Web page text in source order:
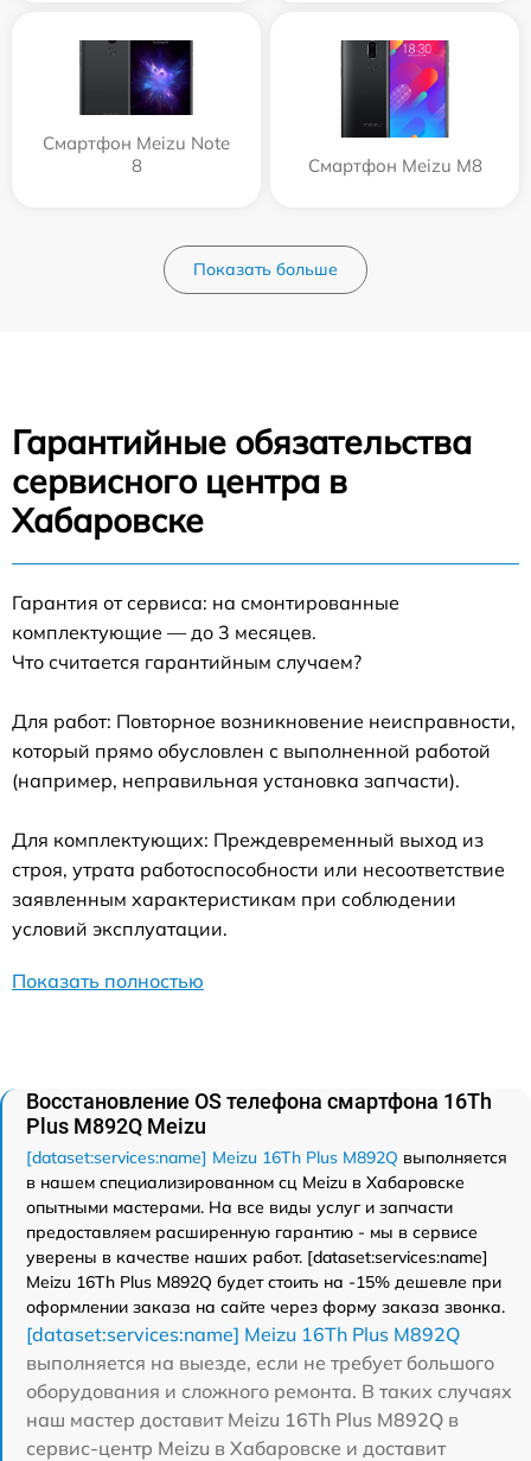
Смартфон Meizu Note
8
Смартфон Meizu M8
Показать больше
Гарантийные обязательства
сервисного центра в
Хабаровске
Гарантия от сервиса: на смонтированные
комплектующие — до 3 месяцев.
Что считается гарантийным случаем?
Для работ: Повторное возникновение неисправности,
который прямо обусловлен с выполненной работой
(например, неправильная установка запчасти).
Для комплектующих: Преждевременный выход из
строя, утрата работоспособности или несоответствие
заявленным характеристикам при соблюдении
условий эксплуатации.
Показать полностью
Восстановление OS телефона смартфона 16Th
Plus M892Q Meizu
[dataset:services:name] Meizu 16Th Plus M892Q выполняется
в нашем специализированном сц Meizu в Хабаровске
опытными мастерами. На все виды услуг и запчасти
предоставляем расширенную гарантию - мы в сервисе
уверены в качестве наших работ. [dataset:services:name]
Meizu 16Th Plus M892Q будет стоить на -15% дешевле при
оформлении заказа на сайте через форму заказа звонка.
[dataset:services:name] Meizu 16Th Plus M892Q
выполняется на выезде, если не требует большого
оборудования и сложного ремонта. В таких случаях
наш мастер доставит Meizu 16Th Plus M892Q в
сервис-центр Meizu в Хабаровске и доставит